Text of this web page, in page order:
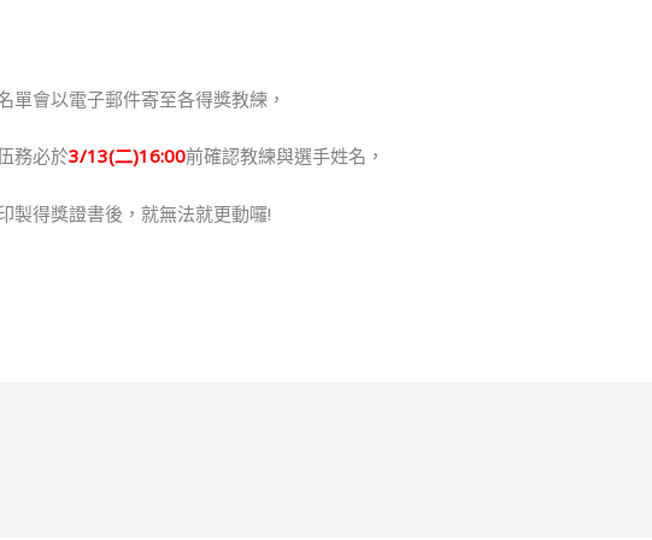
單會以電子郵件寄至各得獎教練，
務必於3/13(二)16:00前確認教練與選手姓名，
製得獎證書後，就無法就更動囉!